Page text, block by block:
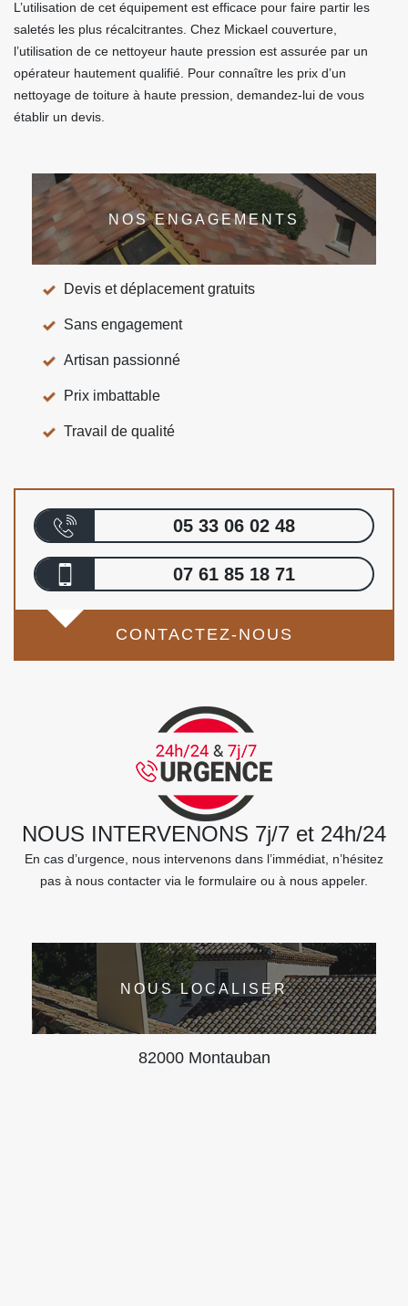
L’utilisation de cet équipement est efficace pour faire partir les
saletés les plus récalcitrantes. Chez Mickael couverture,
l’utilisation de ce nettoyeur haute pression est assurée par un
opérateur hautement qualifié. Pour connaître les prix d’un
nettoyage de toiture à haute pression, demandez-lui de vous
établir un devis.
NOS ENGAGEMENTS
Devis et déplacement gratuits
Sans engagement
Artisan passionné
Prix imbattable
Travail de qualité
05 33 06 02 48
07 61 85 18 71
CONTACTEZ-NOUS
NOUS INTERVENONS 7j/7 et 24h/24
En cas d’urgence, nous intervenons dans l’immédiat, n’hésitez
pas à nous contacter via le formulaire ou à nous appeler.
NOUS LOCALISER
82000 Montauban